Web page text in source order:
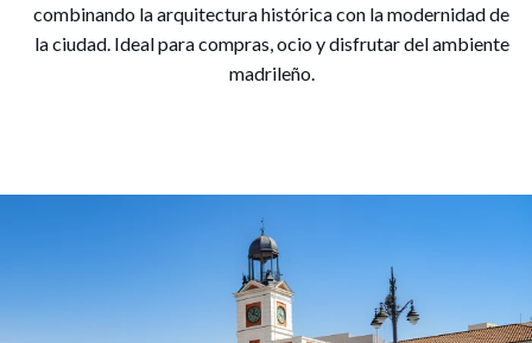
combinando la arquitectura histórica con la modernidad de
la ciudad. Ideal para compras, ocio y disfrutar del ambiente
madrileño.